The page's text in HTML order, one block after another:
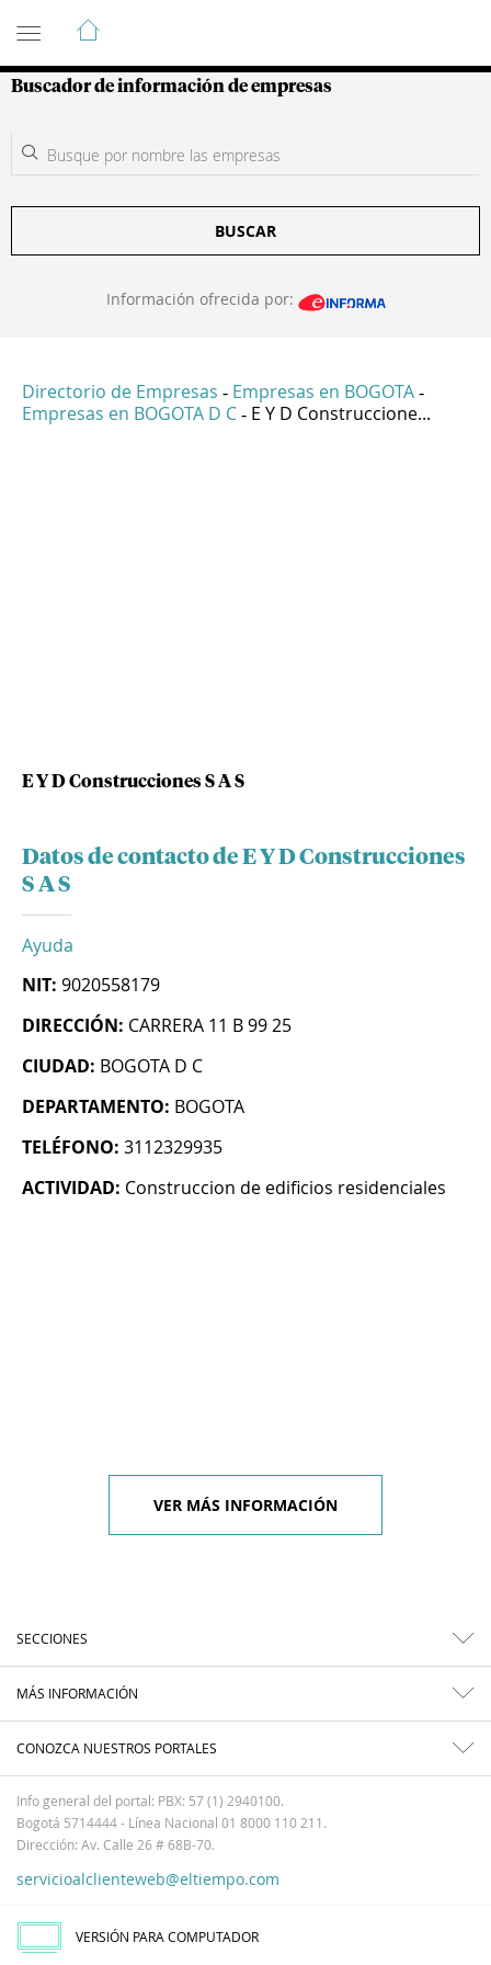
Guía de Empresas Colombianas
Buscador de información de empresas
BUSCAR
Información ofrecida por:
Directorio de Empresas - Empresas en BOGOTA -
Empresas en BOGOTA D C - E Y D Construccione...
E Y D Construcciones S A S
Datos de contacto de E Y D Construcciones
S A S
Ayuda
NIT: 9020558179
DIRECCIÓN: CARRERA 11 B 99 25
CIUDAD: BOGOTA D C
DEPARTAMENTO: BOGOTA
TELÉFONO: 3112329935
ACTIVIDAD: Construccion de edificios residenciales
VER MÁS INFORMACIÓN
SECCIONES
MÁS INFORMACIÓN
CONOZCA NUESTROS PORTALES
Info general del portal: PBX: 57 (1) 2940100.
Bogotá 5714444 - Línea Nacional 01 8000 110 211.
Dirección: Av. Calle 26 # 68B-70.
servicioalclienteweb@eltiempo.com
VERSIÓN PARA COMPUTADOR